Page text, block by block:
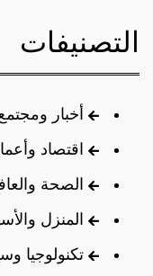
التصنيفات
أخبار
اقتصاد
الصحة
المنزل
تكنولوجيا